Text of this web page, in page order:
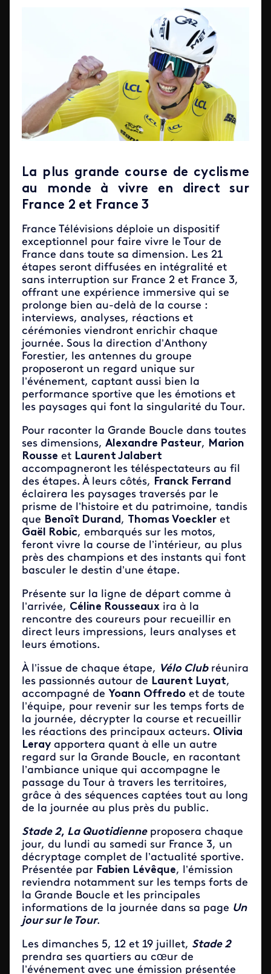
La plus grande course de cyclisme
au monde à vivre en direct sur
France 2 et France 3
France Télévisions déploie un dispositif
exceptionnel pour faire vivre le Tour de
France dans toute sa dimension. Les 21
étapes seront diffusées en intégralité et
sans interruption sur France 2 et France 3,
offrant une expérience immersive qui se
prolonge bien au-delà de la course :
interviews, analyses, réactions et
cérémonies viendront enrichir chaque
journée. Sous la direction d’Anthony
Forestier, les antennes du groupe
proposeront un regard unique sur
l’événement, captant aussi bien la
performance sportive que les émotions et
les paysages qui font la singularité du Tour.
Pour raconter la Grande Boucle dans toutes
ses dimensions, Alexandre Pasteur, Marion
Rousse et Laurent Jalabert
accompagneront les téléspectateurs au fil
des étapes. À leurs côtés, Franck Ferrand
éclairera les paysages traversés par le
prisme de l’histoire et du patrimoine, tandis
que Benoît Durand, Thomas Voeckler et
Gaël Robic, embarqués sur les motos,
feront vivre la course de l’intérieur, au plus
près des champions et des instants qui font
basculer le destin d’une étape.
Présente sur la ligne de départ comme à
l’arrivée, Céline Rousseaux ira à la
rencontre des coureurs pour recueillir en
direct leurs impressions, leurs analyses et
leurs émotions.
À l’issue de chaque étape, Vélo Clubréunira
les passionnés autour de Laurent Luyat,
accompagné de Yoann Offredo et de toute
l’équipe, pour revenir sur les temps forts de
la journée, décrypter la course et recueillir
les réactions des principaux acteurs. Olivia
Lerayapportera quant à elle un autre
regard sur la Grande Boucle, en racontant
l’ambiance unique qui accompagne le
passage du Tour à travers les territoires,
grâce à des séquences captées tout au long
de la journée au plus près du public.
Stade 2, La Quotidienneproposera chaque
jour, du lundi au samedi sur France 3, un
décryptage complet de l’actualité sportive.
Présentée par Fabien Lévêque, l’émission
reviendra notamment sur les temps forts de
la Grande Boucle et les principales
informations de la journée dans sa page Un
jour sur le Tour.
Les dimanches 5, 12 et 19 juillet, Stade 2
prendra ses quartiers au cœur de
l’événement avec une émission présentée